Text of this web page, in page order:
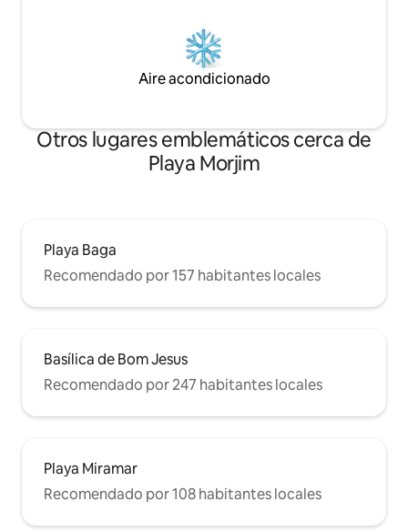
Aire acondicionado
Otros lugares emblemáticos cerca de
Playa Morjim
Playa Baga
Recomendado por 157 habitantes locales
Basílica de Bom Jesus
Recomendado por 247 habitantes locales
Playa Miramar
Recomendado por 108 habitantes locales